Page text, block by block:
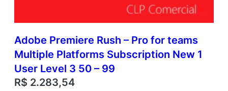
Adobe Premiere Rush – Pro for teams
Multiple Platforms Subscription New 1
User Level 3 50 – 99
R$ 2.283,54